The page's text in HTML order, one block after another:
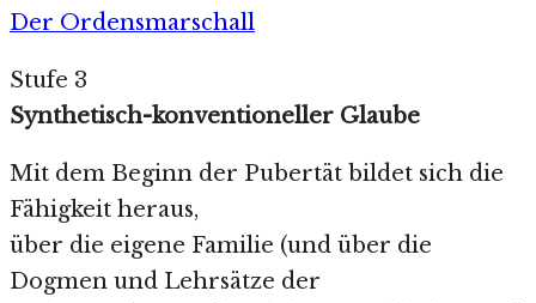
Der Ordensmarschall
Stufe 3
Synthetisch-konventioneller Glaube
Mit dem Beginn der Pubertät bildet sich die
Fähigkeit heraus,
über die eigene Familie (und über die
Dogmen und Lehrsätze der